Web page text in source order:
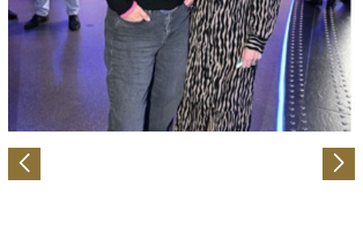
personalisieren, Funktionen für soziale Medien anbieten
zu können und die Zugriffe auf unsere Website zu
analysieren. Außerdem geben wir Informationen zu Ihrer
Verwendung unserer Website an unsere Partner für
soziale Medien, Werbung und Analysen weiter. Unsere
Partner führen diese Informationen möglicherweise mit
weiteren Daten zusammen, die Sie ihnen bereitgestellt
gesammelt haben.